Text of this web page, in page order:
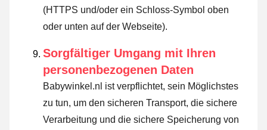
(HTTPS und/oder ein Schloss-Symbol oben
oder unten auf der Webseite).
Sorgfältiger Umgang mit Ihren
personenbezogenen Daten
Babywinkel.nl ist verpflichtet, sein Möglichstes
zu tun, um den sicheren Transport, die sichere
Verarbeitung und die sichere Speicherung von